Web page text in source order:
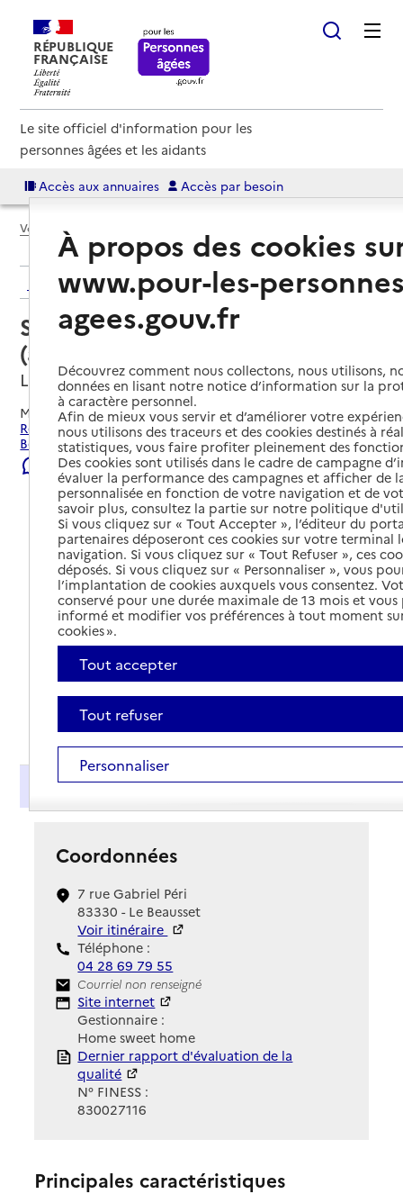
RÉPUBLIQUE
FRANÇAISE
Le site officiel d'information pour les
personnes âgées et les aidants
Accès aux annuaires Accès par besoin
Voir le fil d’Ariane
Retour aux résultats de l'annuaire
Service autonomie à domicile
(aide) – Domaliance
Le Beausset, VAR
Mis à jour le04/08/2026
Rechercher les établissements et services autour de Le
Beausset.
Signaler une erreur
Présentation
Coordonnées
7 rue Gabriel Péri
83330 - Le Beausset
Voir itinéraire
Téléphone :
04 28 69 79 55
Contact
Courriel non renseigné
Site Internet
Site internet
Gestionnaire :
Home sweet home
Rapport HAS
Dernier rapport d'évaluation de la
qualité
N° FINESS :
830027116
Principales caractéristiques
À propos des cookies
www.pour-les-
agees.gouv.fr
Découvrez comment nous collectons, nous utilisons,
données en lisant notre notice d’information sur la
à caractère personnel.
Afin de mieux vous servir et d’améliorer votre
nous utilisons des traceurs et des cookies destinés à
statistiques, vous faire profiter pleinement des
Des cookies sont utilisés dans le cadre de campagne
évaluer la performance des campagnes et afficher de
personnalisée en fonction de votre navigation et de
savoir plus, consultez la partie sur notre politique
Si vous cliquez sur « Tout Accepter », l’éditeur du
partenaires déposeront ces cookies sur votre terminal
navigation. Si vous cliquez sur « Tout Refuser », ces
déposés. Si vous cliquez sur « Personnaliser », vous
l’implantation de cookies auxquels vous consentez.
conservé pour une durée maximale de 13 mois et
informé et modifier vos préférences à tout moment
cookies ».
Tout accepter
Tout refuser
Personnaliser